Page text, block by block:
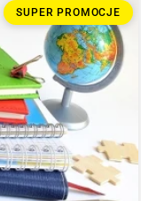
SUPER PROMOCJE